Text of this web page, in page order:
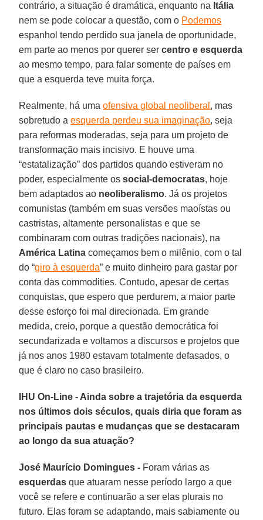
contrário, a situação é dramática, enquanto na Itália
nem se pode colocar a questão, com o Podemos
espanhol tendo perdido sua janela de oportunidade,
em parte ao menos por querer sercentro e esquerda
ao mesmo tempo, para falar somente de países em
que a esquerda teve muita força.
Realmente, há umaofensiva global neoliberal , mas
sobretudo aesquerda perdeu sua imaginação, seja
para reformas moderadas, seja para um projeto de
transformação mais incisivo. E houve uma
“estatalização” dos partidos quando estiveram no
poder, especialmente ossocial-democratas, hoje
bem adaptados ao neoliberalismo. Já os projetos
comunistas (também em suas versões maoístas ou
castristas, altamente personalistas e que se
combinaram com outras tradições nacionais), na
América Latina começamos bem o milênio, com o tal
do “giro à esquerda” e muito dinheiro para gastar por
conta das commodities. Contudo, apesar de certas
conquistas, que espero que perdurem, a maior parte
desse esforço foi mal direcionada. Em grande
medida, creio, porque a questão democrática foi
secundarizada e voltamos a discursos e projetos que
já nos anos 1980 estavam totalmente defasados, o
que é claro no caso brasileiro.
IHU On-Line - Ainda sobre a trajetória da esquerda
nos últimos dois séculos, quais diria que foram as
principais pautas e mudanças que se destacaram
ao longo da sua atuação?
José Maurício Domingues - Foram várias as
esquerdas que atuaram nesse período largo a que
você se refere e continuarão a ser elas plurais no
futuro. Elas foram se adaptando, mais sabiamente ou